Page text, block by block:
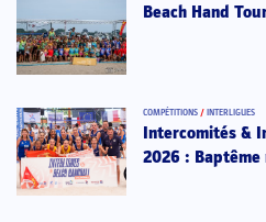
Beach Hand
COMPÉTITIONS / INTERLIGUES
Intercomités &
2026 : Baptême